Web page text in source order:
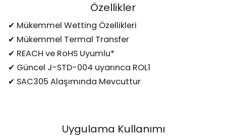
Özellikler
✔ Mükemmel Wetting Özellikleri
✔ Mükemmel Termal Transfer
✔ REACH ve RoHS Uyumlu*
✔ Güncel J-STD-004 uyarınca ROL1
✔ SAC305 Alaşımında Mevcuttur
Uygulama Kullanımı